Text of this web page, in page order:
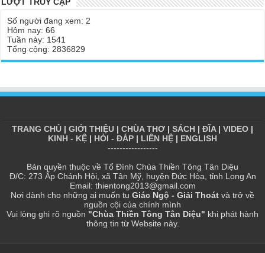
Tại sao Ma Vương không làm gì được Đức Phật?
Tinh thần Thiền tông
Báo VTV, VOV, An Ninh Thủ Đô đưa tin về chùa Thiền Tông Tân
Diệu
Chùa Thiền Tông Tân Diệu tham dự kỷ niệm 100 năm ngày Báo
Giải đáp Thiền tông P17 - Tu Tịnh độ có giải thoát không? Con
người đầu tiên? | TTTD
trong bảo tồn và phát huy di sản văn hóa phi vật thể
Chùa Thiền Tông Tân Diệu được Đài Hà Nội thực hiện phóng sự
Chùa Thiền Tông Tân Diệu thiết thực hưởng ứng tháng nhân đạo
2025 - Báo Đời Sống Pháp Luật
Chùa Thiền Tông Tân Diệu - Giải đáp P16 Thần, Thánh Tiên ăn
gì? Đạo dạy Tu để làm súc sinh?
Phóng sự Nét đẹp về chùa Thiền Tông Tân Diệu - Truyền hình
LƯỢT TRUY CẬP
Số người đang xem: 2
Hôm nay: 66
Tuần này: 1541
Tổng cộng: 2836829
TRANG CHỦ GIỚI THIỆU CHÙA THƠ SÁCH ĐĨA| VIDEO
KINH - KỆ
HỎI - ĐÁP LIÊN HỆ
ENGLISH
-----------------
Bản quyền thuộc về Tổ Đình Chùa Thiền Tông Tân Diệu
Đ/C: 273 Ấp Chánh Hội, xã Tân Mỹ, huyện Đức Hòa, tỉnh Long An
Email: thientong2013@gmail.com
Nơi dành cho những ai muốn tu Giác Ngộ - Giải Thoát và trở về
nguồn cội của chính mình
Vui lòng ghi rõ nguồn "Chùa Thiền Tông Tân Diệu" khi phát hành
thông tin từ Website này.